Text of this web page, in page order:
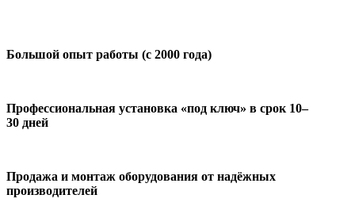
Большой опыт работы (с 2000 года)
Профессиональная установка «под ключ» в срок 10–
30 дней
Продажа и монтаж оборудования от надёжных
производителей